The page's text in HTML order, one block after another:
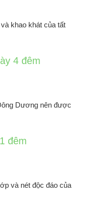
khao khát của tất
4 đêm
Dương nên được
đêm
và nét độc đáo của